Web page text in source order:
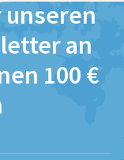
unseren
an
100 €